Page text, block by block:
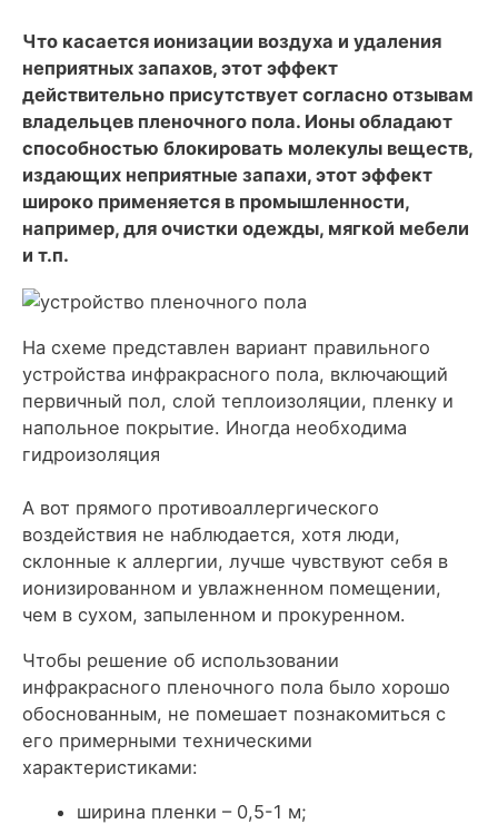
Что касается ионизации воздуха и удаления
неприятных запахов, этот эффект
действительно присутствует согласно отзывам
владельцев пленочного пола. Ионы обладают
способностью блокировать молекулы веществ,
издающих неприятные запахи, этот эффект
широко применяется в промышленности,
например, для очистки одежды, мягкой мебели
и т.п.
На схеме представлен вариант правильного
устройства инфракрасного пола, включающий
первичный пол, слой теплоизоляции, пленку и
напольное покрытие. Иногда необходима
гидроизоляция
А вот прямого противоаллергического
воздействия не наблюдается, хотя люди,
склонные к аллергии, лучше чувствуют себя в
ионизированном и увлажненном помещении,
чем в сухом, запыленном и прокуренном.
Чтобы решение об использовании
инфракрасного пленочного пола было хорошо
обоснованным, не помешает познакомиться с
его примерными техническими
характеристиками:
ширина пленки – 0,5-1 м;